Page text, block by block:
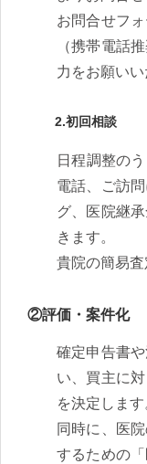
お問合せフ
（携帯電話
力をお願いい
2.初回相談
日程調整の
電話、ご訪
グ、医院継
きます。
貴院の簡易査
②評価・案件化
確定申告書
い、買主に
を決定します
同時に、医
するための